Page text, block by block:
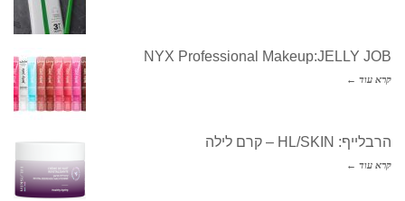
NYX Professional Makeup:JELLY JOB
קרא עוד ←
הרבלייף: HL/SKIN – קרם לילה
קרא עוד ←